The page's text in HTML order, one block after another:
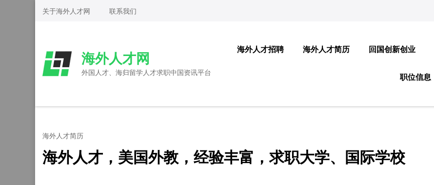
Skip
Enter)
关于海外人才网 联系我们
海外人才网
外国人才、海归留学人才求职中国资讯平台
海外人才招聘 海外人才简历 回国创新创业
职位信息
海外人才简历
海外人才，美国外教，经验丰富，求职大学、国际学校